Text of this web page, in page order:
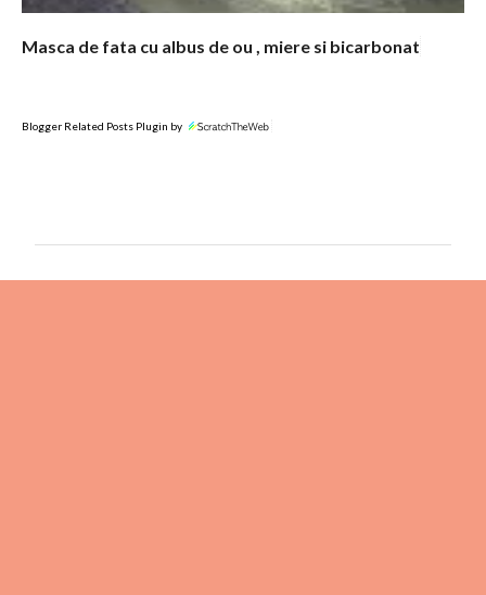
Masca de fata cu albus de ou , miere si bicarbonat
Blogger Related Posts Plugin by